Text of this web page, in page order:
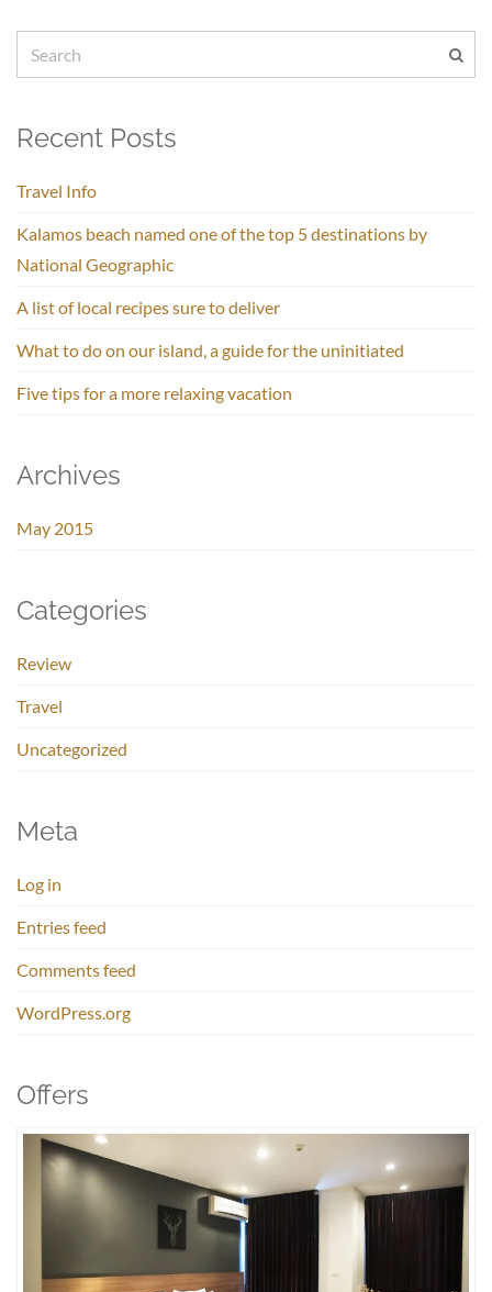
Recent Posts
Travel Info
Kalamos beach named one of the top 5 destinations by
National Geographic
A list of local recipes sure to deliver
What to do on our island, a guide for the uninitiated
Five tips for a more relaxing vacation
Archives
May 2015
Categories
Review
Travel
Uncategorized
Meta
Log in
Entries feed
Comments feed
WordPress.org
Offers